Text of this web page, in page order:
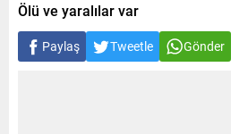
Ölü ve yaralılar var
Paylaş Tweetle Gönder